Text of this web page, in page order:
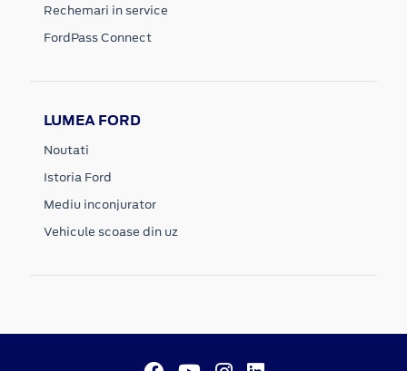
Rechemari in service
FordPass Connect
LUMEA FORD
Noutati
Istoria Ford
Mediu inconjurator
Vehicule scoase din uz